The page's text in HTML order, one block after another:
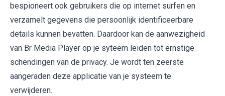
bespioneert ook gebruikers die op internet surfen en
verzamelt gegevens die persoonlijk identificeerbare
details kunnen bevatten. Daardoor kan de aanwezigheid
van Br Media Player op je syteem leiden tot ernstige
schendingen van de privacy. Je wordt ten zeerste
aangeraden deze applicatie van je systeem te
verwijderen.